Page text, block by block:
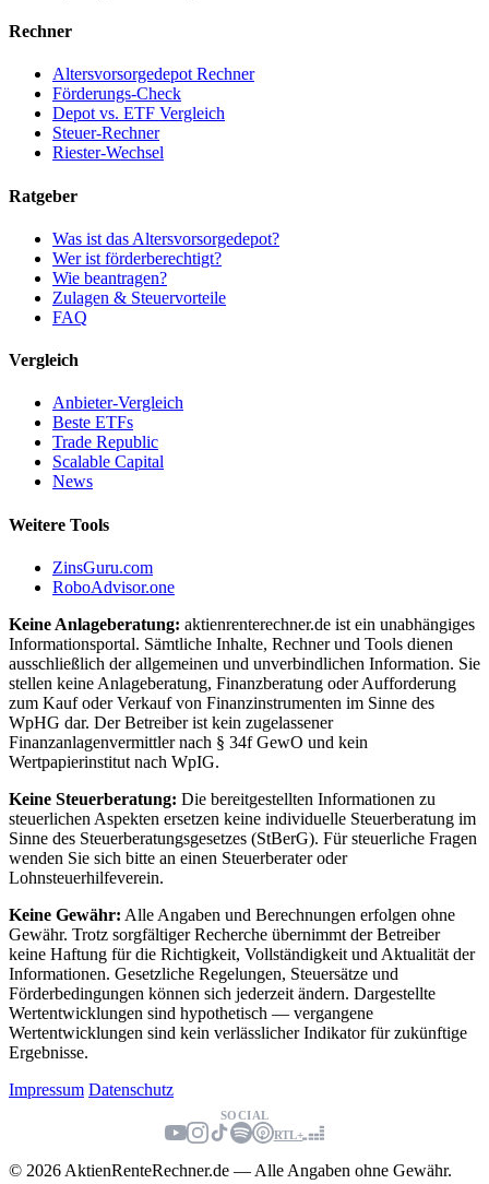
Rechner
Altersvorsorgedepot Rechner
Förderungs-Check
Depot vs. ETF Vergleich
Steuer-Rechner
Riester-Wechsel
Ratgeber
Was ist das Altersvorsorgedepot?
Wer ist förderberechtigt?
Wie beantragen?
Zulagen & Steuervorteile
FAQ
Vergleich
Anbieter-Vergleich
Beste ETFs
Trade Republic
Scalable Capital
News
Weitere Tools
ZinsGuru.com
RoboAdvisor.one
Keine Anlageberatung: aktienrenterechner.de ist ein unabhängiges
Informationsportal. Sämtliche Inhalte, Rechner und Tools dienen
ausschließlich der allgemeinen und unverbindlichen Information. Sie
stellen keine Anlageberatung, Finanzberatung oder Aufforderung
zum Kauf oder Verkauf von Finanzinstrumenten im Sinne des
WpHG dar. Der Betreiber ist kein zugelassener
Finanzanlagenvermittler nach § 34f GewO und kein
Wertpapierinstitut nach WpIG.
Keine Steuerberatung: Die bereitgestellten Informationen zu
steuerlichen Aspekten ersetzen keine individuelle Steuerberatung im
Sinne des Steuerberatungsgesetzes (StBerG). Für steuerliche Fragen
wenden Sie sich bitte an einen Steuerberater oder
Lohnsteuerhilfeverein.
Keine Gewähr: Alle Angaben und Berechnungen erfolgen ohne
Gewähr. Trotz sorgfältiger Recherche übernimmt der Betreiber
keine Haftung für die Richtigkeit, Vollständigkeit und Aktualität der
Informationen. Gesetzliche Regelungen, Steuersätze und
Förderbedingungen können sich jederzeit ändern. Dargestellte
Wertentwicklungen sind hypothetisch — vergangene
Wertentwicklungen sind kein verlässlicher Indikator für zukünftige
Ergebnisse.
Impressum Datenschutz
SOCIAL
RTL+
© 2026 AktienRenteRechner.de — Alle Angaben ohne Gewähr.